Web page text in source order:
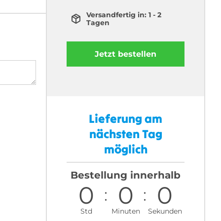
Versandfertig in: 1 - 2
Tagen
Jetzt bestellen
Lieferung am
nächsten Tag
möglich
Bestellung innerhalb
0
Std
0
Minuten
0
Sekunden